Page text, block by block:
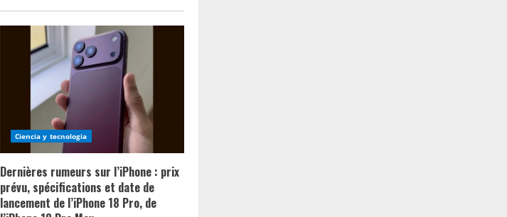
Ciencia y tecnologia
Dernières rumeurs sur l’iPhone : prix
prévu, spécifications et date de
lancement de l’iPhone 18 Pro, de